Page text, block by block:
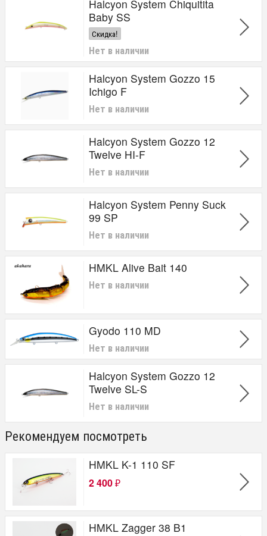
Halcyon System Chiquitita
Baby SS
Скидка!
Нет в наличии
Halcyon System Gozzo 15
Ichigo F
Нет в наличии
Halcyon System Gozzo 12
Twelve HI-F
Нет в наличии
Halcyon System Penny Suck
99 SP
Нет в наличии
HMKL Alive Bait 140
Нет в наличии
Gyodo 110 MD
Нет в наличии
Halcyon System Gozzo 12
Twelve SL-S
Нет в наличии
Рекомендуем посмотреть
HMKL K-1 110 SF
2 400 ₽
HMKL Zagger 38 B1